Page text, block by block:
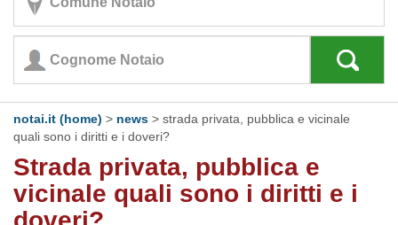
notai.it (home) > news > strada privata, pubblica e vicinale
quali sono i diritti e i doveri?
Strada privata, pubblica e
vicinale quali sono i diritti e i